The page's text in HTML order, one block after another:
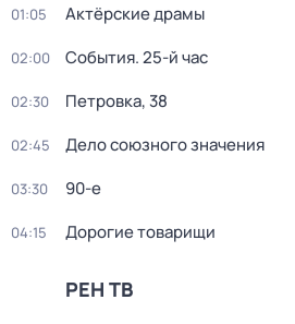
01:05 Актёрские драмы
02:00 События. 25-й час
02:30 Петровка, 38
02:45 Дело союзного значения
03:30 90-е
04:15 Дорогие товарищи
РЕН ТВ